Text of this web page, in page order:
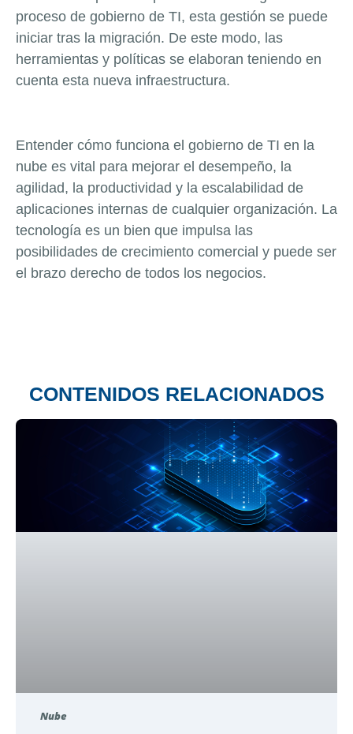
proceso de gobierno de TI, esta gestión se puede
iniciar tras la migración. De este modo, las
herramientas y políticas se elaboran teniendo en
cuenta esta nueva infraestructura.
Entender cómo funciona el gobierno de TI en la
nube es vital para mejorar el desempeño, la
agilidad, la productividad y la escalabilidad de
aplicaciones internas de cualquier organización. La
tecnología es un bien que impulsa las
posibilidades de crecimiento comercial y puede ser
el brazo derecho de todos los negocios.
CONTENIDOS RELACIONADOS
Nube